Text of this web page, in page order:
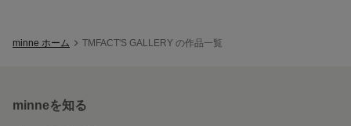
minne ホーム TMFACT'S GALLERY の作品一覧
minneを知る